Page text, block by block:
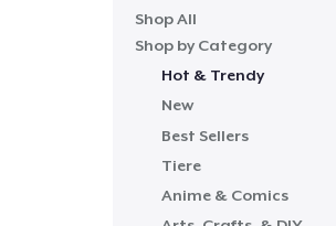
Shop All
Shop by Category
Hot & Trendy
New
Best Sellers
Tiere
Anime & Comics